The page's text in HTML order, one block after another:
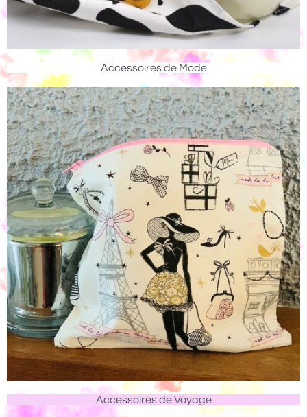
Accessoires de Mode
Accessoires de Voyage